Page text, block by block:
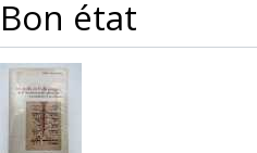
Bon état‎